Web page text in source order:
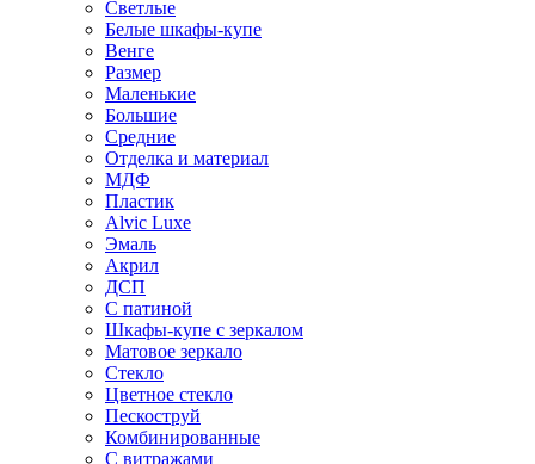
Светлые
Белые шкафы-купе
Венге
Размер
Маленькие
Большие
Средние
Отделка и материал
МДФ
Пластик
Alvic Luxe
Эмаль
Акрил
ДСП
С патиной
Шкафы-купе с зеркалом
Матовое зеркало
Стекло
Цветное стекло
Пескоструй
Комбинированные
С витражами